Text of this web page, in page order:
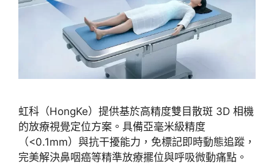
虹科（HongKe）提供基於高精度雙目散斑 3D 相機
的放療視覺定位方案。具備亞毫米級精度
（<0.1mm）與抗干擾能力，免標記即時動態追蹤，
完美解決鼻咽癌等精準放療擺位與呼吸微動痛點。